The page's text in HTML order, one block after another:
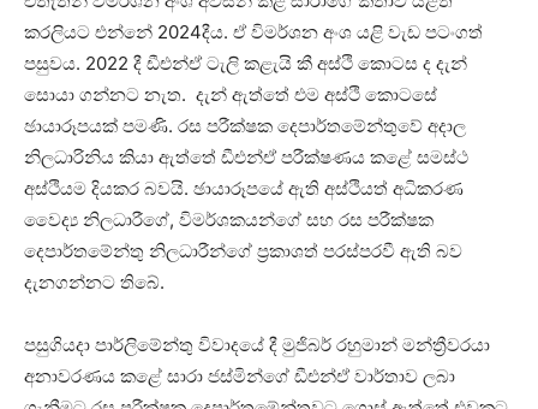
කරලියට එන්නේ 2024දීය. ඒ විමර්ශන අංශ යළි වැඩ පටංගත්
පසුවය. 2022 දී ඩීඑන්ඒ ටැලි කළැයි කී අස්ථි කොටස ද දැන්
සොයා ගන්නට නැත. දැන් ඇත්තේ එම අස්ථි කොටසේ
ඡායාරූපයක් පමණි. රස පරීක්ෂක දෙපාර්තමේන්තුවේ අදාල
නිලධාරිනිය කියා ඇත්තේ ඩීඑන්ඒ පරීක්ෂණය කළේ සමස්ථ
අස්ථියම දියකර බවයි. ඡායාරූපයේ ඇති අස්ථියත් අධිකරණ
වෛද්‍ය නිලධාරීගේ, විමර්ශකයන්ගේ සහ රස පරීක්ෂක
දෙපාර්තමේන්තු නිලධාරීන්ගේ ප්‍රකාශත් පරස්පරවී ඇති බව
දැනගන්නට තිබේ.
පසුගියදා පාර්ලිමේන්තු විවාදයේ දී මුජිබර් රහුමාන් මන්ත්‍රීවරයා
අනාවරණය කළේ සාරා ජස්මින්ගේ ඩීඑන්ඒ වාර්තාව ලබා